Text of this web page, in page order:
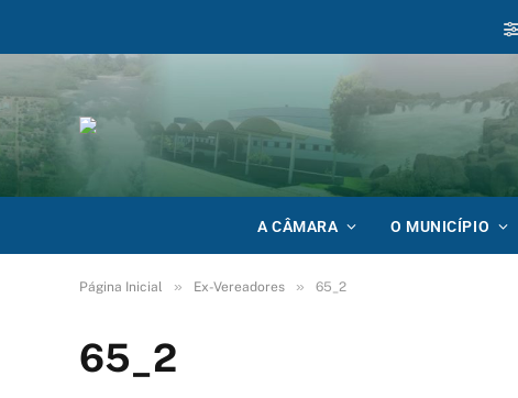
A CÂMARA O MUNICÍPIO
Página Inicial » Ex-Vereadores » 65_2
65_2